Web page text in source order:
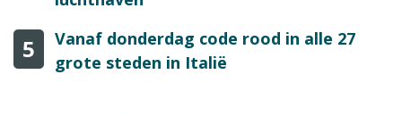
5
Vanaf donderdag code rood in alle 27
grote steden in Italië